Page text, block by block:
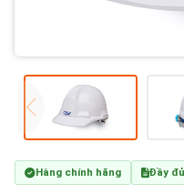
Hàng chính hãng Đầy